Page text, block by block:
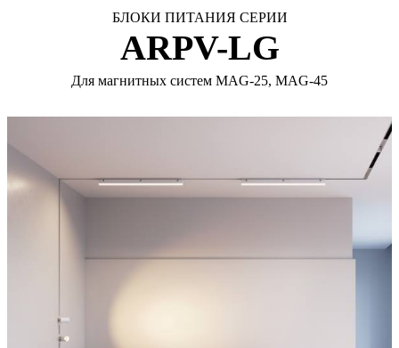
БЛОКИ ПИТАНИЯ СЕРИИ
ARPV-LG
Для магнитных систем MAG-25, MAG-45